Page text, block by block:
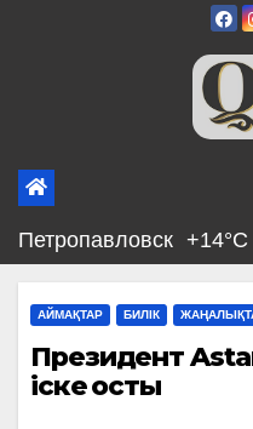
Петропавловск +14°C
АЙМАҚТАР БИЛІК
Президент
іске қосты